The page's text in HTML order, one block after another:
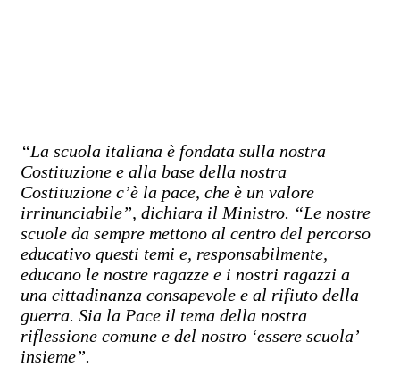
“La scuola italiana è fondata sulla nostra
Costituzione e alla base della nostra
Costituzione c’è la pace, che è un valore
irrinunciabile”, dichiara il Ministro. “Le nostre
scuole da sempre mettono al centro del percorso
educativo questi temi e, responsabilmente,
educano le nostre ragazze e i nostri ragazzi a
una cittadinanza consapevole e al rifiuto della
guerra. Sia la Pace il tema della nostra
riflessione comune e del nostro ‘essere scuola’
insieme”.